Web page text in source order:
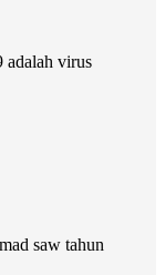
adalah virus
saw tahun